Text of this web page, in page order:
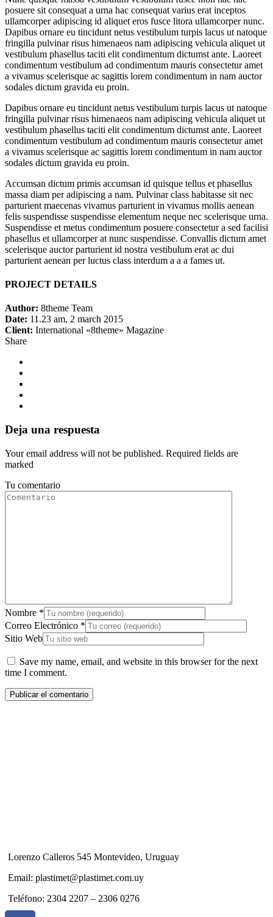
posuere sit consequat a urna hac consequat varius erat inceptos
ullamcorper adipiscing id aliquet eros fusce litora ullamcorper nunc.
Dapibus ornare eu tincidunt netus vestibulum turpis lacus ut natoque
fringilla pulvinar risus himenaeos nam adipiscing vehicula aliquet ut
vestibulum phasellus taciti elit condimentum dictumst ante. Laoreet
condimentum vestibulum ad condimentum mauris consectetur amet
a vivamus scelerisque ac sagittis lorem condimentum in nam auctor
sodales dictum gravida eu proin.
Dapibus ornare eu tincidunt netus vestibulum turpis lacus ut natoque
fringilla pulvinar risus himenaeos nam adipiscing vehicula aliquet ut
vestibulum phasellus taciti elit condimentum dictumst ante. Laoreet
condimentum vestibulum ad condimentum mauris consectetur amet
a vivamus scelerisque ac sagittis lorem condimentum in nam auctor
sodales dictum gravida eu proin.
Accumsan dictum primis accumsan id quisque tellus et phasellus
massa diam per adipiscing a nam. Pulvinar class habitasse sit nec
parturient maecenas vivamus parturient in vivamus mollis aenean
felis suspendisse suspendisse elementum neque nec scelerisque urna.
Suspendisse et metus condimentum posuere consectetur a sed facilisi
phasellus et ullamcorper at nunc suspendisse. Convallis dictum amet
scelerisque auctor parturient id nostra vestibulum erat ac dui
parturient aenean per luctus class interdum a a a fames ut.
PROJECT DETAILS
Author: 8theme Team
Date: 11.23 am, 2 march 2015
Client: International «8theme» Magazine
Share
Deja una respuesta
Your email address will not be published. Required fields are
marked
Tu comentario
Nombre *
Correo Electrónico *
Sitio Web
Save my name, email, and website in this browser for the next
time I comment.
Lorenzo Calleros 545 Montevideo, Uruguay
Email: plastimet@plastimet.com.uy
Teléfono: 2304 2207 – 2306 0276